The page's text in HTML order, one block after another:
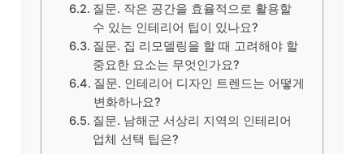
질문. 작은 공간을 효율적으로 활용할
수 있는 인테리어 팁이 있나요?
질문. 집 리모델링을 할 때 고려해야 할
중요한 요소는 무엇인가요?
질문. 인테리어 디자인 트렌드는 어떻게
변화하나요?
질문. 남해군 서상리 지역의 인테리어
업체 선택 팁은?